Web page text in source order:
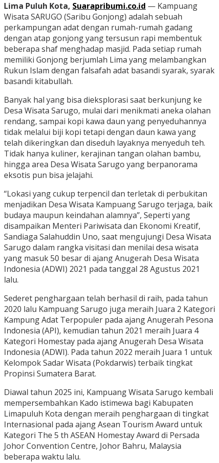
Lima Puluh Kota, Suarapribumi.co.id — Kampuang
Wisata SARUGO (Saribu Gonjong) adalah sebuah
perkampungan adat dengan rumah-rumah gadang
dengan atap gonjong yang tersusun rapi membentuk
beberapa shaf menghadap masjid. Pada setiap rumah
memiliki Gonjong berjumlah Lima yang melambangkan
Rukun Islam dengan falsafah adat basandi syarak, syarak
basandi kitabullah.
Banyak hal yang bisa dieksplorasi saat berkunjung ke
Desa Wisata Sarugo, mulai dari menikmati aneka olahan
rendang, sampai kopi kawa daun yang penyeduhannya
tidak melalui biji kopi tetapi dengan daun kawa yang
telah dikeringkan dan diseduh layaknya menyeduh teh.
Tidak hanya kuliner, kerajinan tangan olahan bambu,
hingga area Desa Wisata Sarugo yang berpanorama
eksotis pun bisa jelajahi.
“Lokasi yang cukup terpencil dan terletak di perbukitan
menjadikan Desa Wisata Kampuang Sarugo terjaga, baik
budaya maupun keindahan alamnya”, Seperti yang
disampaikan Menteri Pariwisata dan Ekonomi Kreatif,
Sandiaga Salahuddin Uno, saat mengujungi Desa Wisata
Sarugo dalam rangka visitasi dan menilai desa wisata
yang masuk 50 besar di ajang Anugerah Desa Wisata
Indonesia (ADWI) 2021 pada tanggal 28 Agustus 2021
lalu.
Sederet penghargaan telah berhasil di raih, pada tahun
2020 lalu Kampuang Sarugo juga meraih Juara 2 Kategori
Kampung Adat Terpopuler pada ajang Anugerah Pesona
Indonesia (API), kemudian tahun 2021 meraih Juara 4
Kategori Homestay pada ajang Anugerah Desa Wisata
Indonesia (ADWI). Pada tahun 2022 meraih Juara 1 untuk
Kelompok Sadar Wisata (Pokdarwis) terbaik tingkat
Propinsi Sumatera Barat.
Diawal tahun 2025 ini, Kampuang Wisata Sarugo kembali
mempersembahkan Kado istimewa bagi Kabupaten
Limapuluh Kota dengan meraih penghargaan di tingkat
Internasional pada ajang Asean Tourism Award untuk
Kategori The 5 th ASEAN Homestay Award di Persada
Johor Convention Centre, Johor Bahru, Malaysia
beberapa waktu lalu.